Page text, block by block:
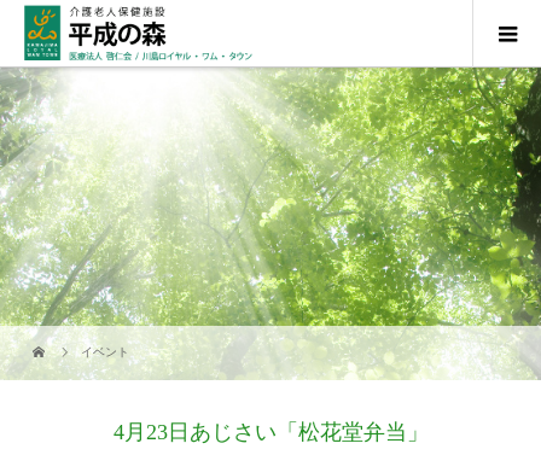
イベント
4月23日あじさい「松花堂弁当」